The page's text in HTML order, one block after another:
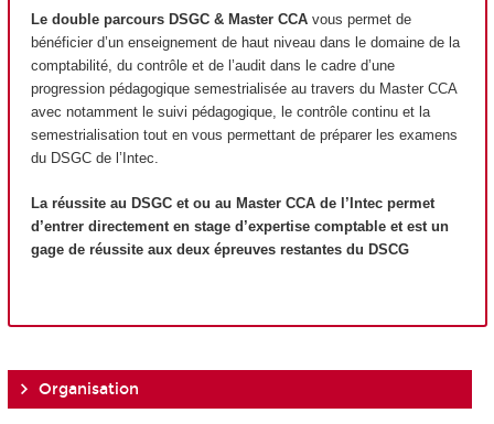
Le double parcours DSGC & Master CCA vous permet de
bénéficier d’un enseignement de haut niveau dans le domaine de la
comptabilité, du contrôle et de l’audit dans le cadre d’une
progression pédagogique semestrialisée au travers du Master CCA
avec notamment le suivi pédagogique, le contrôle continu et la
semestrialisation tout en vous permettant de préparer les examens
du DSGC de l’Intec.
La réussite au DSGC et ou au Master CCA de l’Intec permet
d’entrer directement en stage d’expertise comptable et est un
gage de réussite aux deux épreuves restantes du DSCG
Organisation